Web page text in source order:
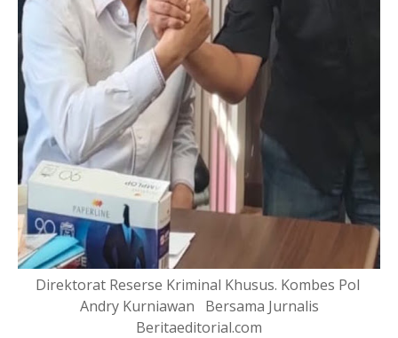
Direktorat Reserse Kriminal Khusus. Kombes Pol
Andry Kurniawan Bersama Jurnalis
Beritaeditorial.com